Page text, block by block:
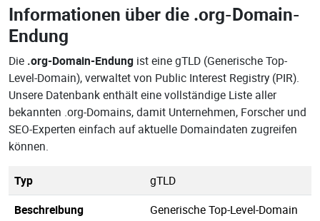
Informationen über die .org-Domain-
Endung
Die .org-Domain-Endung ist eine gTLD (Generische Top-
Level-Domain), verwaltet von Public Interest Registry (PIR).
Unsere Datenbank enthält eine vollständige Liste aller
bekannten .org-Domains, damit Unternehmen, Forscher und
SEO-Experten einfach auf aktuelle Domaindaten zugreifen
können.
Typ
gTLD
Beschreibung
Generische Top-Level-Domain